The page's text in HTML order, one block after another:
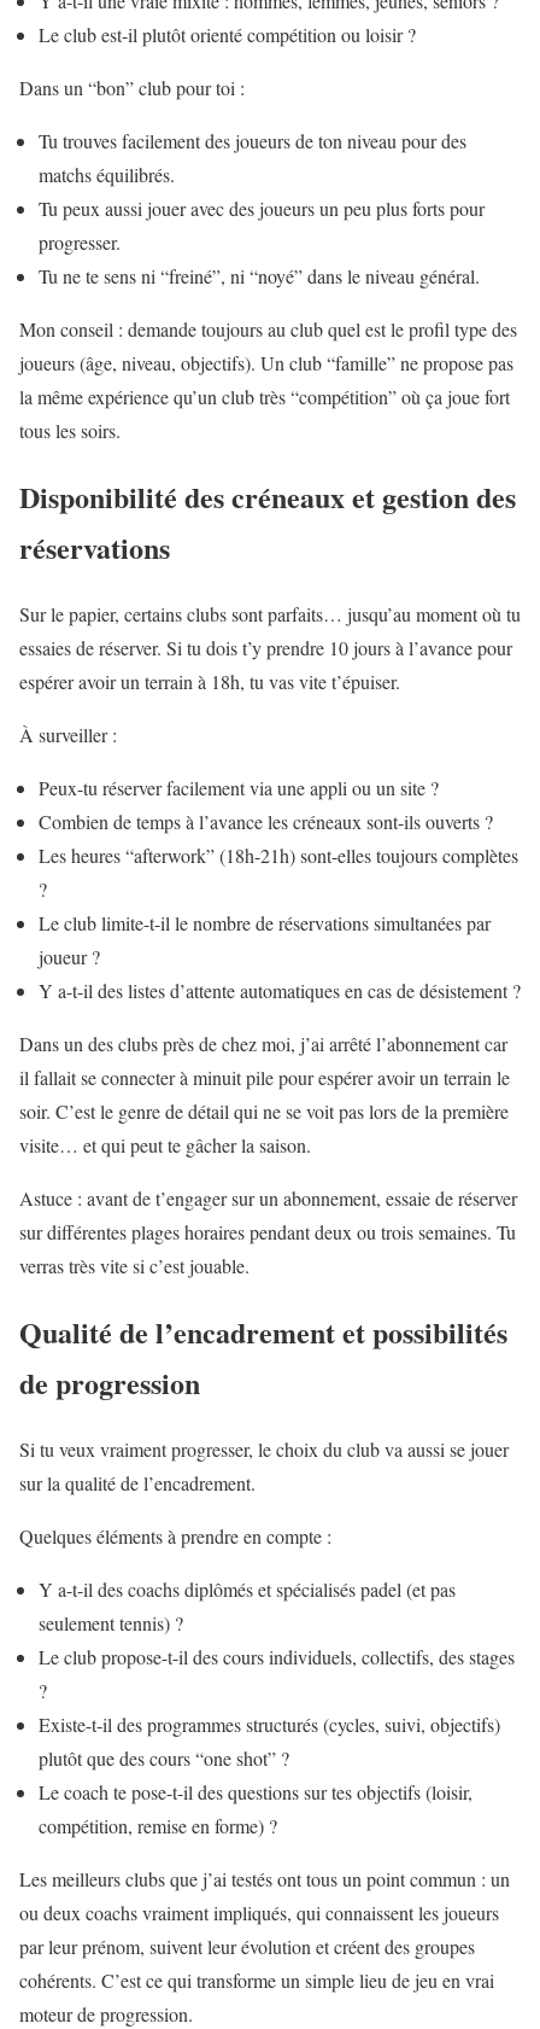
Le club est-il plutôt orienté compétition ou loisir ?
Dans un “bon” club pour toi :
Tu trouves facilement des joueurs de ton niveau pour des
matchs équilibrés.
Tu peux aussi jouer avec des joueurs un peu plus forts pour
progresser.
Tu ne te sens ni “freiné”, ni “noyé” dans le niveau général.
Mon conseil : demande toujours au club quel est le profil type des
joueurs (âge, niveau, objectifs). Un club “famille” ne propose pas
la même expérience qu’un club très “compétition” où ça joue fort
tous les soirs.
Disponibilité des créneaux et gestion des
réservations
Sur le papier, certains clubs sont parfaits… jusqu’au moment où tu
essaies de réserver. Si tu dois t’y prendre 10 jours à l’avance pour
espérer avoir un terrain à 18h, tu vas vite t’épuiser.
À surveiller :
Peux-tu réserver facilement via une appli ou un site ?
Combien de temps à l’avance les créneaux sont-ils ouverts ?
Les heures “afterwork” (18h-21h) sont-elles toujours complètes
?
Le club limite-t-il le nombre de réservations simultanées par
joueur ?
Y a-t-il des listes d’attente automatiques en cas de désistement ?
Dans un des clubs près de chez moi, j’ai arrêté l’abonnement car
il fallait se connecter à minuit pile pour espérer avoir un terrain le
soir. C’est le genre de détail qui ne se voit pas lors de la première
visite… et qui peut te gâcher la saison.
Astuce : avant de t’engager sur un abonnement, essaie de réserver
sur différentes plages horaires pendant deux ou trois semaines. Tu
verras très vite si c’est jouable.
Qualité de l’encadrement et possibilités
de progression
Si tu veux vraiment progresser, le choix du club va aussi se jouer
sur la qualité de l’encadrement.
Quelques éléments à prendre en compte :
Y a-t-il des coachs diplômés et spécialisés padel (et pas
seulement tennis) ?
Le club propose-t-il des cours individuels, collectifs, des stages
?
Existe-t-il des programmes structurés (cycles, suivi, objectifs)
plutôt que des cours “one shot” ?
Le coach te pose-t-il des questions sur tes objectifs (loisir,
compétition, remise en forme) ?
Les meilleurs clubs que j’ai testés ont tous un point commun : un
ou deux coachs vraiment impliqués, qui connaissent les joueurs
par leur prénom, suivent leur évolution et créent des groupes
cohérents. C’est ce qui transforme un simple lieu de jeu en vrai
moteur de progression.